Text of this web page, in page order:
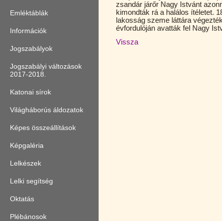
Emléktáblák
Információk
Jogszabályok
Jogszabályi változások
2017-2018.
Katonai sírok
Világháborús áldozatok
Képes összeállítások
Képgaléria
Lelkészek
Lelki segítség
Oktatás
Plébánosok
zsandár járőr Nagy Istvánt
kimondták rá a halálos ítéletet.
lakosság szeme láttára
évfordulóján avatták fel Nagy
Vissza